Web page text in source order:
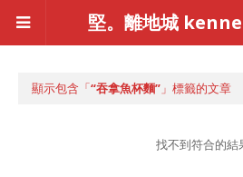
堅。離地城
顯示包含「 吞拿魚杯麵 」標籤的文章
找不到符合的結